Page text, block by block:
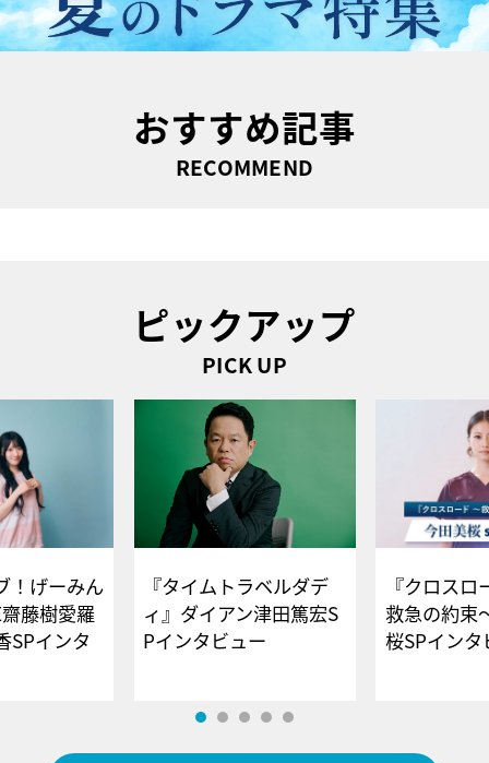
おすすめ記事
RECOMMEND
ピックアップ
PICK UP
！げーみん
藤樹愛羅
SPインタ
『タイムトラベルダデ
ィ』ダイアン津田篤宏S
Pインタビュー
『クロス
救急の約束
桜SPイ